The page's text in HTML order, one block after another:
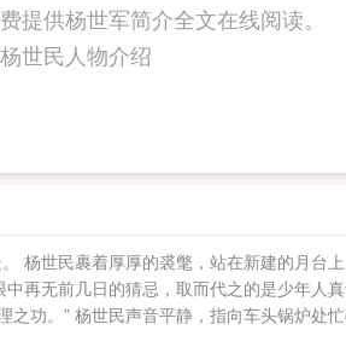
供杨世军简介全文在线阅读。
三秒记住本站：言情小说网 网址：www.33yanqing.com 杨世民人物介绍
杨世民裹着厚厚的裘氅，站在新建的月
再无前几日的猜忌，取而代之的是少年人
功。” 杨世民声音平静，指向车头锅炉处